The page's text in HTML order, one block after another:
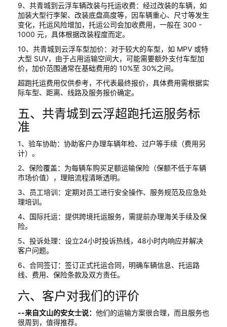
9、共青城到云浮车辆改装与托运收费：经过改装的车辆，如
加装大型行李架、改装底盘高度等，因车辆重心、尺寸等发生
变化，托运风险增加，托运公司会加收费用，一般在 300 -
1000 元，具体根据改装程度而定。
10、共青城到云浮车型加价：对于较大的车型，如 MPV 或特
大型 SUV，由于占用运输空间大，可能需要额外支付车型加
价，加价范围通常在基础费用的 10%至 30%之间。
超跑托运费用仅供参考，不代表最终报价，具体费用需根据实
际车型、距离、线路及服务报价确定。
五、共青城到云浮超跑托运服务标
准
1、验车协助：协助客户办理车辆年检、过户等手续（费用另
计）。
2、保险覆盖：为每辆车购买足额运输保险（保额不低于车辆
市场价值），理赔流程清晰透明。
3、员工培训：定期对员工进行安全操作、服务规范及应急处
理培训。
4、国际托运：提供跨境托运服务，需提前办理海关手续及保
险。
5、投诉处理：设立24小时投诉热线，48小时内响应并解决
客户问题。
6、合同签订：签订正式托运合同，明确车辆信息、托运路
线、费用、保险条款及双方责任。
六、客户对我们的评价
--来自文山的安女士说： 他们的运输方案很合理，而且服务也
很周到，值得推荐。